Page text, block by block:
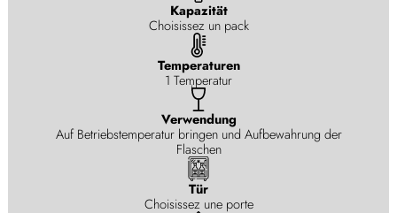
Kapazität
Choisissez un pack
Temperaturen
1 Temperatur
Verwendung
Auf Betriebstemperatur bringen und Aufbewahrung der
Flaschen
Tür
Choisissez une porte